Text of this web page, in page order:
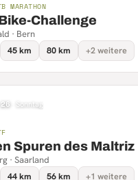
MARATHON
Challenge
· Bern
45 km 80 km +2 weitere
Sonntag
Spuren des Maltriz
· Saarland
44 km 56 km +1 weitere